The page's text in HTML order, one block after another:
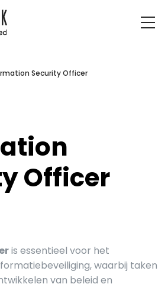
Security Officer
Officer
is essentieel voor het
waarbij taken
van beleid en